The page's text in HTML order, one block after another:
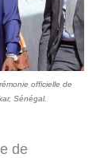
officielle de
Sénégal.
de